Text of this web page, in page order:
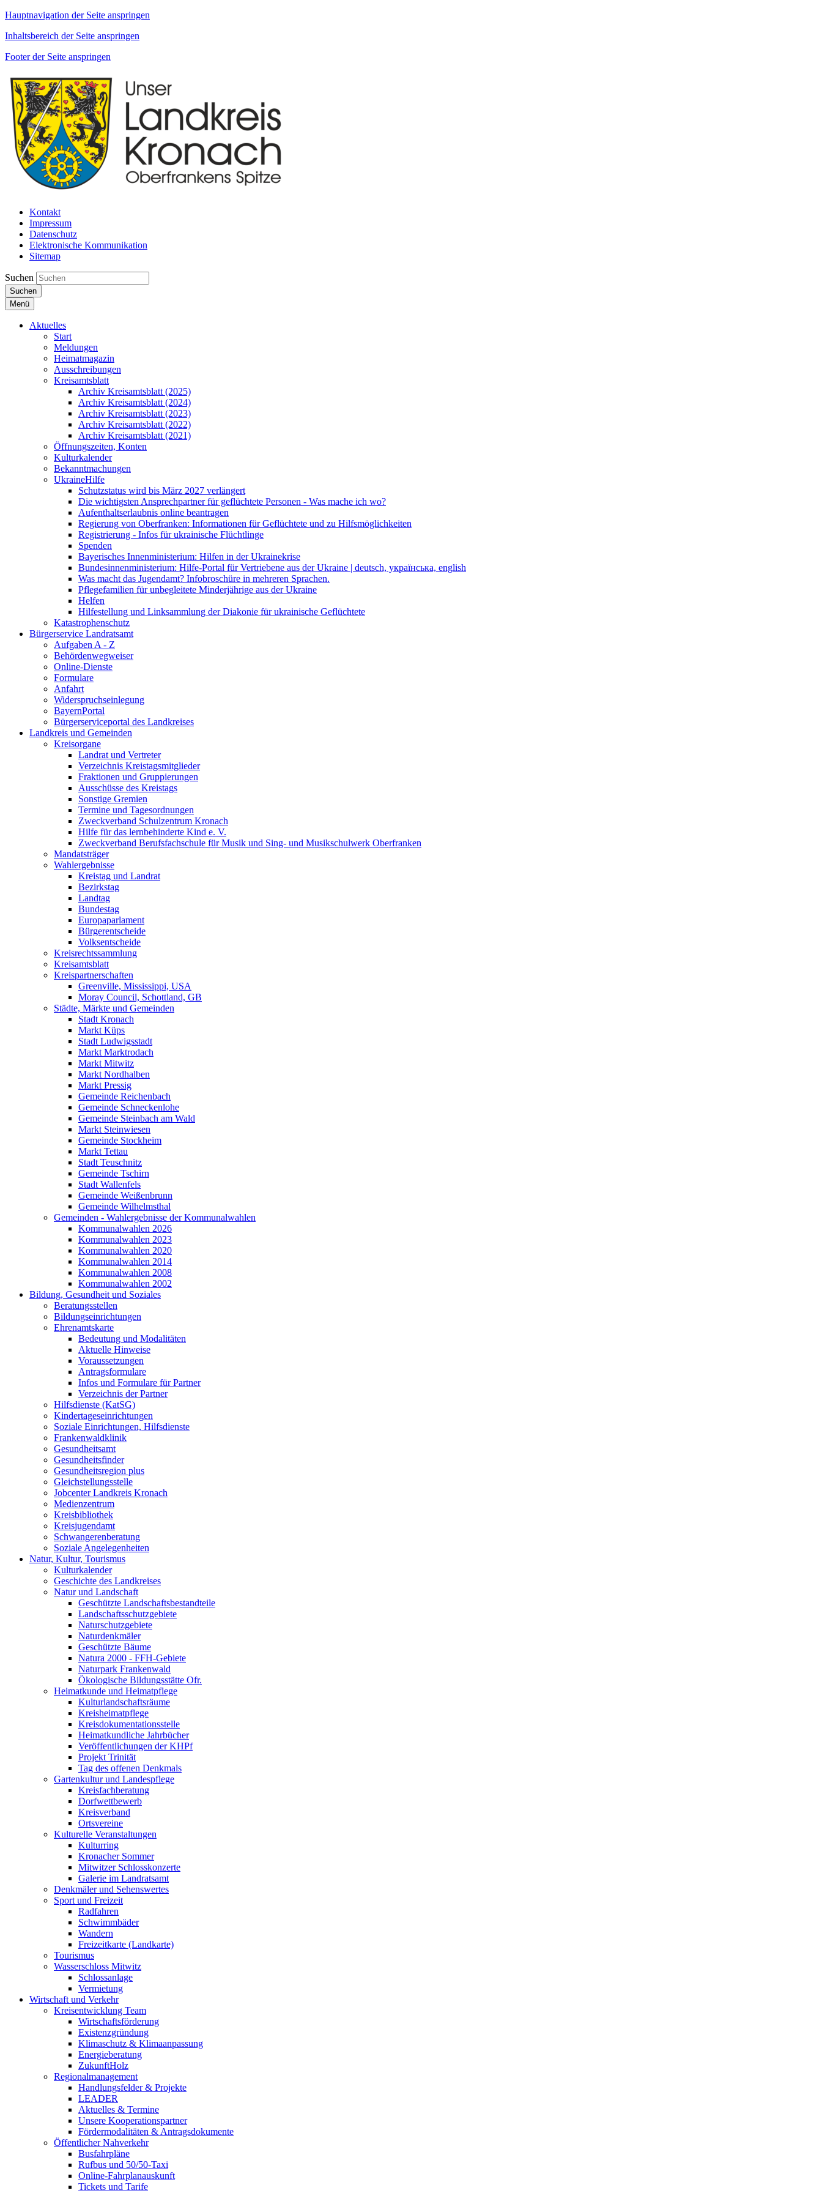
Hauptnavigation der Seite anspringen
Inhaltsbereich der Seite anspringen
Footer der Seite anspringen
Kontakt
Impressum
Datenschutz
Elektronische Kommunikation
Sitemap
Suchen
Suchen
Menü
Aktuelles
Start
Meldungen
Heimatmagazin
Ausschreibungen
Kreisamtsblatt
Archiv Kreisamtsblatt (2025)
Archiv Kreisamtsblatt (2024)
Archiv Kreisamtsblatt (2023)
Archiv Kreisamtsblatt (2022)
Archiv Kreisamtsblatt (2021)
Öffnungszeiten, Konten
Kulturkalender
Bekanntmachungen
UkraineHilfe
Schutzstatus wird bis März 2027 verlängert
Die wichtigsten Ansprechpartner für geflüchtete Personen - Was mache ich wo?
Aufenthaltserlaubnis online beantragen
Regierung von Oberfranken: Informationen für Geflüchtete und zu Hilfsmöglichkeiten
Registrierung - Infos für ukrainische Flüchtlinge
Spenden
Bayerisches Innenministerium: Hilfen in der Ukrainekrise
Bundesinnenministerium: Hilfe-Portal für Vertriebene aus der Ukraine | deutsch, українська, english
Was macht das Jugendamt? Infobroschüre in mehreren Sprachen.
Pflegefamilien für unbegleitete Minderjährige aus der Ukraine
Helfen
Hilfestellung und Linksammlung der Diakonie für ukrainische Geflüchtete
Katastrophenschutz
Bürgerservice Landratsamt
Aufgaben A - Z
Behördenwegweiser
Online-Dienste
Formulare
Anfahrt
Widerspruchseinlegung
BayernPortal
Bürgerserviceportal des Landkreises
Landkreis und Gemeinden
Kreisorgane
Landrat und Vertreter
Verzeichnis Kreistagsmitglieder
Fraktionen und Gruppierungen
Ausschüsse des Kreistags
Sonstige Gremien
Termine und Tagesordnungen
Zweckverband Schulzentrum Kronach
Hilfe für das lernbehinderte Kind e. V.
Zweckverband Berufsfachschule für Musik und Sing- und Musikschulwerk Oberfranken
Mandatsträger
Wahlergebnisse
Kreistag und Landrat
Bezirkstag
Landtag
Bundestag
Europaparlament
Bürgerentscheide
Volksentscheide
Kreisrechtssammlung
Kreisamtsblatt
Kreispartnerschaften
Greenville, Mississippi, USA
Moray Council, Schottland, GB
Städte, Märkte und Gemeinden
Stadt Kronach
Markt Küps
Stadt Ludwigsstadt
Markt Marktrodach
Markt Mitwitz
Markt Nordhalben
Markt Pressig
Gemeinde Reichenbach
Gemeinde Schneckenlohe
Gemeinde Steinbach am Wald
Markt Steinwiesen
Gemeinde Stockheim
Markt Tettau
Stadt Teuschnitz
Gemeinde Tschirn
Stadt Wallenfels
Gemeinde Weißenbrunn
Gemeinde Wilhelmsthal
Gemeinden - Wahlergebnisse der Kommunalwahlen
Kommunalwahlen 2026
Kommunalwahlen 2023
Kommunalwahlen 2020
Kommunalwahlen 2014
Kommunalwahlen 2008
Kommunalwahlen 2002
Bildung, Gesundheit und Soziales
Beratungsstellen
Bildungseinrichtungen
Ehrenamtskarte
Bedeutung und Modalitäten
Aktuelle Hinweise
Voraussetzungen
Antragsformulare
Infos und Formulare für Partner
Verzeichnis der Partner
Hilfsdienste (KatSG)
Kindertageseinrichtungen
Soziale Einrichtungen, Hilfsdienste
Frankenwaldklinik
Gesundheitsamt
Gesundheitsfinder
Gesundheitsregion plus
Gleichstellungsstelle
Jobcenter Landkreis Kronach
Medienzentrum
Kreisbibliothek
Kreisjugendamt
Schwangerenberatung
Soziale Angelegenheiten
Natur, Kultur, Tourismus
Kulturkalender
Geschichte des Landkreises
Natur und Landschaft
Geschützte Landschaftsbestandteile
Landschaftsschutzgebiete
Naturschutzgebiete
Naturdenkmäler
Geschützte Bäume
Natura 2000 - FFH-Gebiete
Naturpark Frankenwald
Ökologische Bildungsstätte Ofr.
Heimatkunde und Heimatpflege
Kulturlandschaftsräume
Kreisheimatpflege
Kreisdokumentationsstelle
Heimatkundliche Jahrbücher
Veröffentlichungen der KHPf
Projekt Trinität
Tag des offenen Denkmals
Gartenkultur und Landespflege
Kreisfachberatung
Dorfwettbewerb
Kreisverband
Ortsvereine
Kulturelle Veranstaltungen
Kulturring
Kronacher Sommer
Mitwitzer Schlosskonzerte
Galerie im Landratsamt
Denkmäler und Sehenswertes
Sport und Freizeit
Radfahren
Schwimmbäder
Wandern
Freizeitkarte (Landkarte)
Tourismus
Wasserschloss Mitwitz
Schlossanlage
Vermietung
Wirtschaft und Verkehr
Kreisentwicklung Team
Wirtschaftsförderung
Existenzgründung
Klimaschutz & Klimaanpassung
Energieberatung
ZukunftHolz
Regionalmanagement
Handlungsfelder & Projekte
LEADER
Aktuelles & Termine
Unsere Kooperationspartner
Fördermodalitäten & Antragsdokumente
Öffentlicher Nahverkehr
Busfahrpläne
Rufbus und 50/50-Taxi
Online-Fahrplanauskunft
Tickets und Tarife